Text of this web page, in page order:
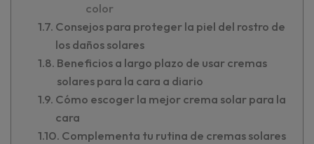
color
Consejos para proteger la piel del rostro de
los daños solares
Beneficios a largo plazo de usar cremas
solares para la cara a diario
Cómo escoger la mejor crema solar para la
cara
Complementa tu rutina de cremas solares